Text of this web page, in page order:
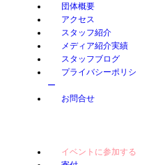
団体概要
アクセス
スタッフ紹介
メディア紹介実績
スタッフブログ
プライバシーポリシ
ー
お問合せ
イベントに参加する